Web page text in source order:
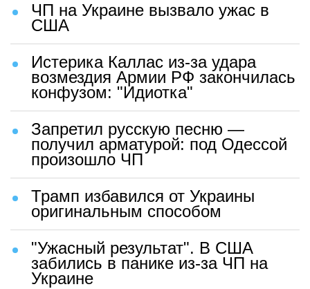
ЧП на Украине вызвало ужас в
США
Истерика Каллас из-за удара
возмездия Армии РФ закончилась
конфузом: "Идиотка"
Запретил русскую песню —
получил арматурой: под Одессой
произошло ЧП
Трамп избавился от Украины
оригинальным способом
"Ужасный результат". В США
забились в панике из-за ЧП на
Украине